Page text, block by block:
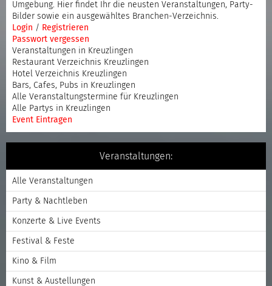
Umgebung. Hier findet Ihr die neusten Veranstaltungen, Party-
Bilder sowie ein ausgewähltes Branchen-Verzeichnis.
Login / Registrieren
Passwort vergessen
Veranstaltungen in Kreuzlingen
Restaurant Verzeichnis Kreuzlingen
Hotel Verzeichnis Kreuzlingen
Bars, Cafes, Pubs in Kreuzlingen
Alle Veranstaltungstermine für Kreuzlingen
Alle Partys in Kreuzlingen
Event Eintragen
Veranstaltungen:
Alle Veranstaltungen
Party & Nachtleben
Konzerte & Live Events
Festival & Feste
Kino & Film
Kunst & Austellungen